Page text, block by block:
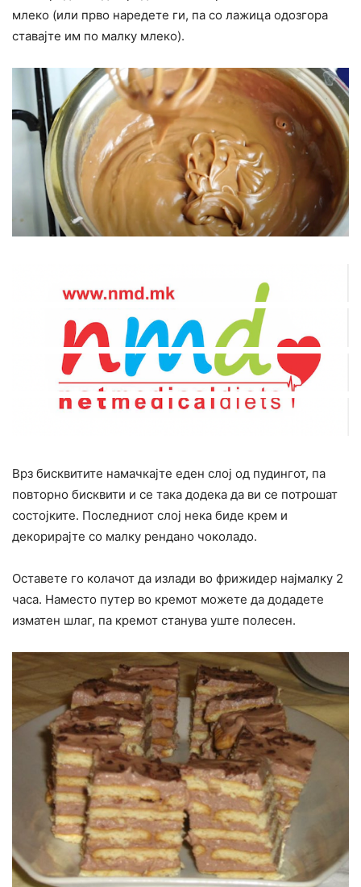
млеко (или прво наредете ги, па со лажица одозгора
ставајте им по малку млеко).
Врз бисквитите намачкајте еден слој од пудингот, па
повторно бисквити и се така додека да ви се потрошат
состојките. Последниот слој нека биде крем и
декорирајте со малку рендано чоколадо.
Оставете го колачот да излади во фрижидер најмалку 2
часа. Наместо путер во кремот можете да додадете
изматен шлаг, па кремот станува уште полесен.